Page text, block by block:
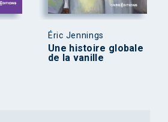
Éric Jennings
Une histoire globale
de la vanille